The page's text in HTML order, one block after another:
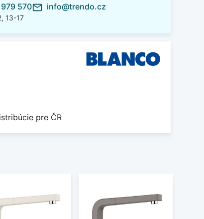
570
13-17
mail_outline info@trendo.cz
pre ČR